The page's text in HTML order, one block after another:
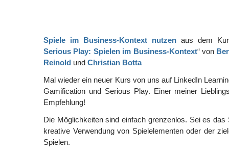
Spiele im Business-Kontext nutzen aus dem
Serious Play: Spielen im Business-Kontext“ von
Reinold und Christian Botta
Mal wieder ein neuer Kurs von uns auf LinkedIn
Gamification und Serious Play. Einer meiner
Empfehlung!
Die Möglichkeiten sind einfach grenzenlos. Sei es das
kreative Verwendung von Spielelementen oder der
Spielen.